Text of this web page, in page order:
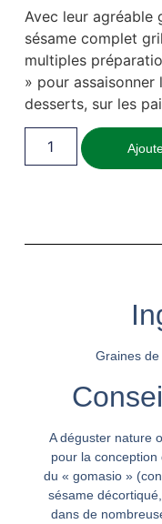
Avec leur agréable
sésame complet
multiples
» pour assaisonner
desserts, sur les
Graines
A déguster nature
pour la
du « gomasio »
sésame
dans de